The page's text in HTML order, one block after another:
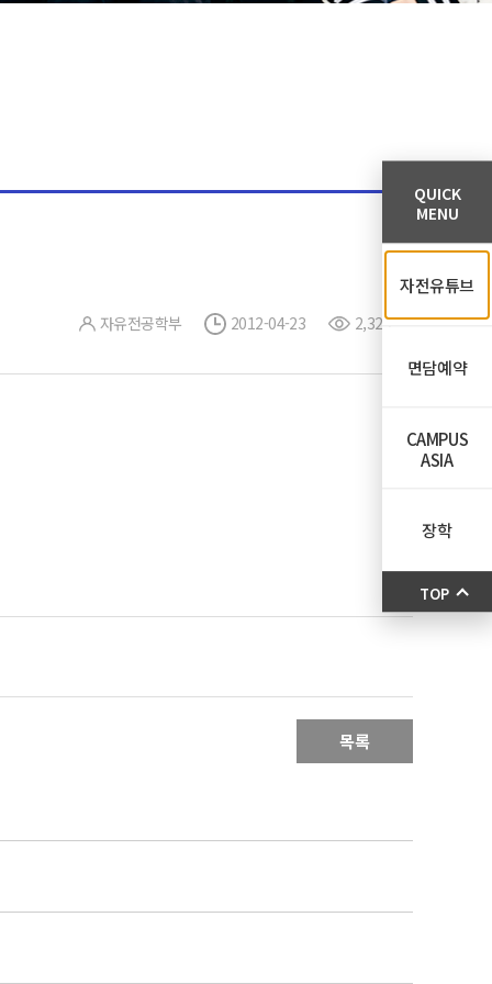
자유전공학부 2012-04-23 2,329
목록
QUICK
MENU
자전유튜브
면담예약
CAMPUS
ASIA
장학
TOP